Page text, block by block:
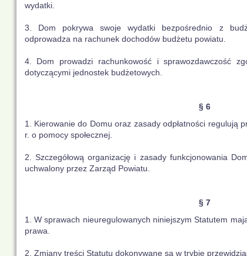
wydatki.
3. Dom pokrywa swoje wydatki bezpośrednio z
odprowadza na rachunek dochodów budżetu powiatu.
4. Dom prowadzi rachunkowość i sprawozdawczość
dotyczącymi jednostek budżetowych.
§ 6
1. Kierowanie do Domu oraz zasady odpłatności regulują
r. o pomocy społecznej.
2. Szczegółową organizację i zasady funkcjonowania
uchwalony przez Zarząd Powiatu.
§ 7
1. W sprawach nieuregulowanych niniejszym Statutem
prawa.
2. Zmiany treści Statutu dokonywane są w trybie